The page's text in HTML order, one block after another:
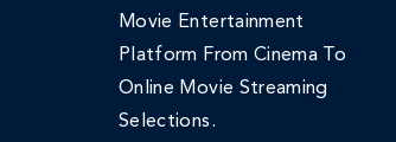
Movie Entertainment
Platform From Cinema To
Online Movie Streaming
Selections.